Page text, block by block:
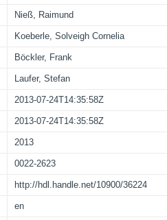
Nieß, Raimund
Koeberle, Solveigh Cornelia
Böckler, Frank
Laufer, Stefan
2013-07-24T14:35:58Z
2013-07-24T14:35:58Z
2013
0022-2623
http://hdl.handle.net/10900/36224
en